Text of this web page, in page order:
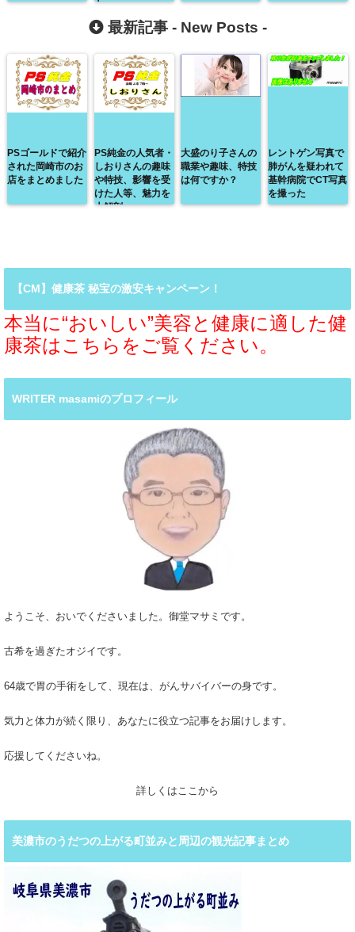
ト
最新記事 - New Posts -
PSゴールドで紹介
された岡崎市のお
店をまとめました
PS純金の人気者・
しおりさんの趣味
や特技、影響を受
けた人等、魅力を
大解剖
大盛のり子さんの
職業や趣味、特技
は何ですか？
レントゲン写真で
肺がんを疑われて
基幹病院でCT写真
を撮った
【CM】健康茶 秘宝の激安キャンペーン！
本当に“おいしい”美容と健康に適した健
康茶はこちらをご覧ください。
WRITER masamiのプロフィール
ようこそ、おいでくださいました。御堂マサミです。
古希を過ぎたオジイです。
64歳で胃の手術をして、現在は、がんサバイバーの身です。
気力と体力が続く限り、あなたに役立つ記事をお届けします。
応援してくださいね。
詳しくはここから
美濃市のうだつの上がる町並みと周辺の観光記事まとめ